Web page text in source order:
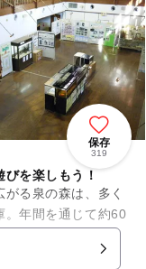
保存
319
を楽しもう！
る泉の森は、多く
。年間を通じて約60
す。森あり、池あ